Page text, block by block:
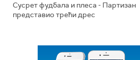
Сусрет фудбала и плеса - Партизан
представио трећи дрес